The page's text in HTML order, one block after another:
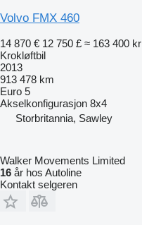
Volvo FMX 460
14 870 € 12 750 £ ≈ 163 400 kr
Krokløftbil
2013
913 478 km
Euro 5
Akselkonfigurasjon 8x4
Storbritannia, Sawley
Walker Movements Limited
16 år hos Autoline
Kontakt selgeren